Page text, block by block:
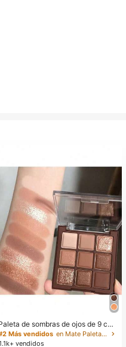
de sombras de ojos de 9 col
de tonos tierra neutros de cho
con leche, maquillaje ligero,
Más vendidos
en Mate Paletas de sombras de ojos
vendidos